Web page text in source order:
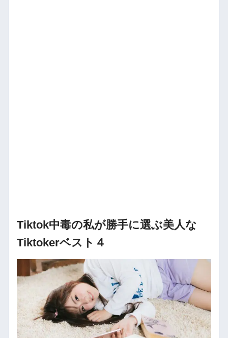
Tiktok中毒の私が勝手に選ぶ美人な
Tiktokerベスト４